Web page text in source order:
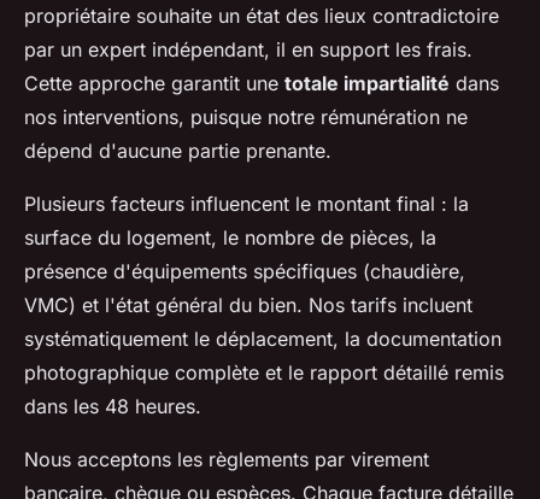
propriétaire souhaite un état des lieux contradictoire
par un expert indépendant, il en support les frais.
Cette approche garantit une totale impartialité dans
nos interventions, puisque notre rémunération ne
dépend d'aucune partie prenante.
Plusieurs facteurs influencent le montant final : la
surface du logement, le nombre de pièces, la
présence d'équipements spécifiques (chaudière,
VMC) et l'état général du bien. Nos tarifs incluent
systématiquement le déplacement, la documentation
photographique complète et le rapport détaillé remis
dans les 48 heures.
Nous acceptons les règlements par virement
bancaire, chèque ou espèces. Chaque facture détaille